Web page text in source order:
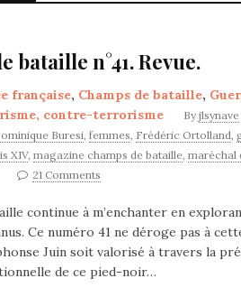
bataille n°41. Revue.
française, Champs de bataille,
contre-terrorisme By jlsynave
Buresi, femmes, Frédéric Ortolland,
XIV, magazine champs de bataille, maréchal
21 Comments
continue à m’enchanter en
Ce numéro 41 ne déroge pas à
Juin soit valorisé à travers la
de ce pied-noir…